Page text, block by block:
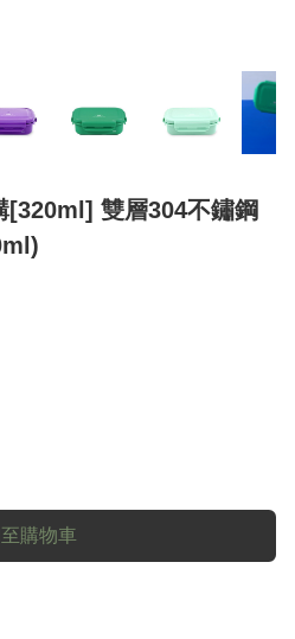
雙層304不鏽鋼
購物車